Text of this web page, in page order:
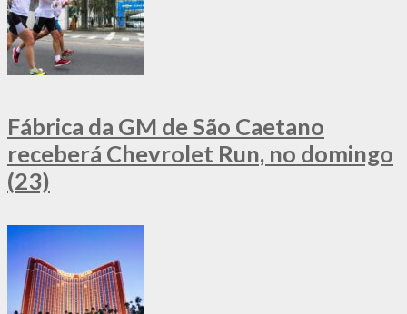
Fábrica da GM de São Caetano
receberá Chevrolet Run, no domingo
(23)